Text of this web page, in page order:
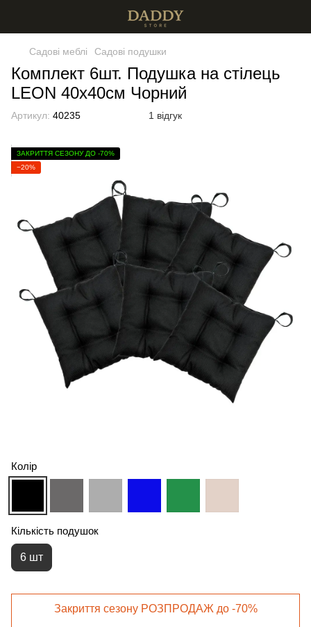
Садові меблі Садові подушки
Комплект 6шт. Подушка на стілець
LEON 40х40см Чорний
Артикул: 40235 1 відгук
ЗАКРИТТЯ СЕЗОНУ ДО -70%
−20%
Колір
Кількість подушок
6 шт
Закриття сезону РОЗПРОДАЖ до -70%